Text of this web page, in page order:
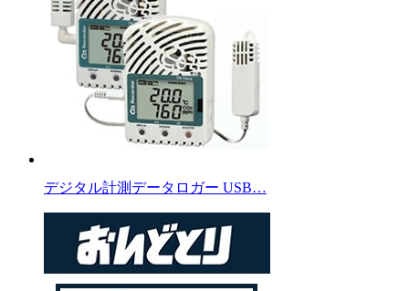
デジタル計測データロガー USB…